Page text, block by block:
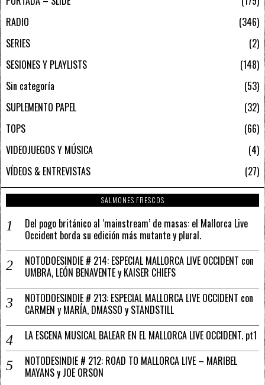
RADIO
346
SERIES
2
SESIONES Y PLAYLISTS
148
Sin categoría
53
SUPLEMENTO PAPEL
32
TOPS
66
VIDEOJUEGOS Y MÚSICA
4
VÍDEOS & ENTREVISTAS
27
SALMONES FRESCOS
Del pogo británico al ‘mainstream’ de masas: el Mallorca Live
Occident borda su edición más mutante y plural.
NOTODOESINDIE # 214: ESPECIAL MALLORCA LIVE OCCIDENT con
UMBRA, LEÓN BENAVENTE y KAISER CHIEFS
NOTODOESINDIE # 213: ESPECIAL MALLORCA LIVE OCCIDENT con
CARMEN y MARÍA, DMASSO y STANDSTILL
LA ESCENA MUSICAL BALEAR EN EL MALLORCA LIVE OCCIDENT. pt1
NOTODESINDIE # 212: ROAD TO MALLORCA LIVE – MARIBEL
MAYANS y JOE ORSON